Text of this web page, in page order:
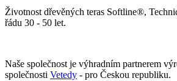
Životnost dřevěných teras Softline®,
řádu 30 - 50 let.
Naše společnost je výhradním partnerem
společnosti Vetedy - pro Českou republiku.